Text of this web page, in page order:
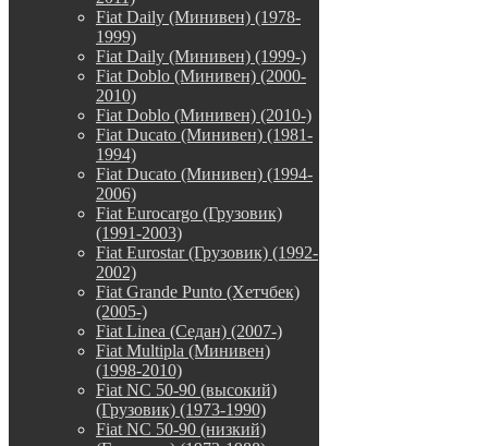
Fiat Daily (Минивен) (1978-
1999)
Fiat Daily (Минивен) (1999-)
Fiat Doblo (Минивен) (2000-
2010)
Fiat Doblo (Минивен) (2010-)
Fiat Ducato (Минивен) (1981-
1994)
Fiat Ducato (Минивен) (1994-
2006)
Fiat Eurocargo (Грузовик)
(1991-2003)
Fiat Eurostar (Грузовик) (1992-
2002)
Fiat Grande Punto (Хетчбек)
(2005-)
Fiat Linea (Седан) (2007-)
Fiat Multipla (Минивен)
(1998-2010)
Fiat NC 50-90 (высокий)
(Грузовик) (1973-1990)
Fiat NC 50-90 (низкий)